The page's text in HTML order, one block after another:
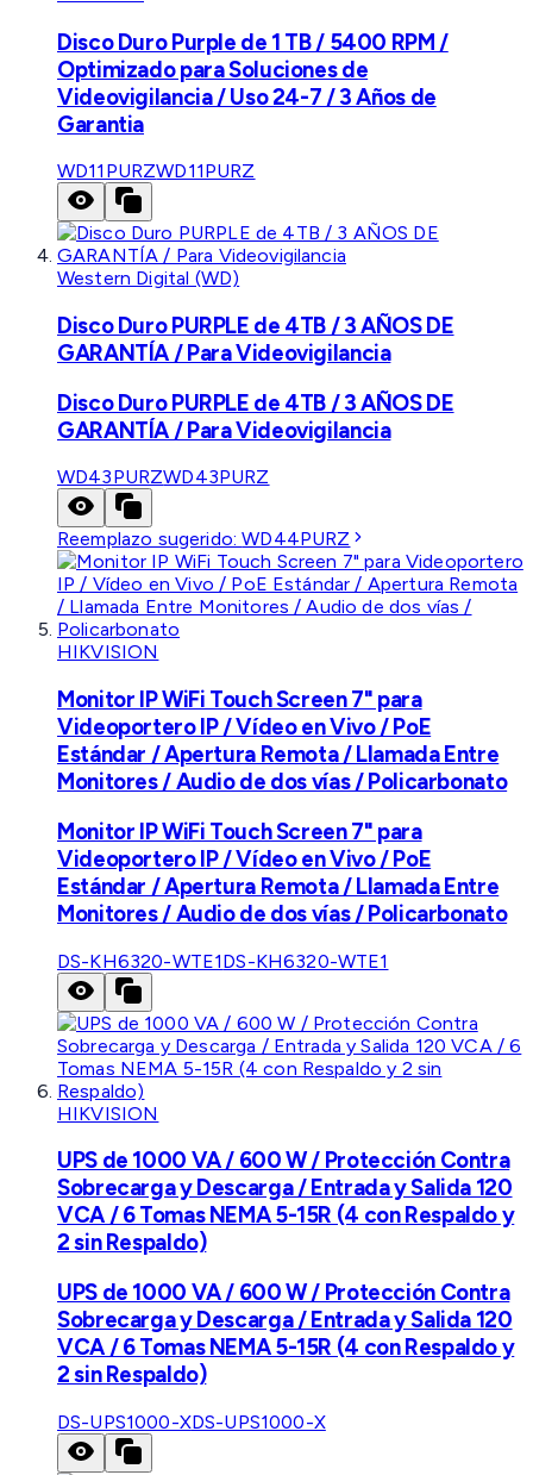
Disco Duro Purple de 1 TB / 5400 RPM /
Optimizado para Soluciones de
Videovigilancia / Uso 24-7 / 3 Años de
Garantia
WD11PURZWD11PURZ
Western Digital (WD)
Disco Duro PURPLE de 4TB / 3 AÑOS DE
GARANTÍA / Para Videovigilancia
Disco Duro PURPLE de 4TB / 3 AÑOS DE
GARANTÍA / Para Videovigilancia
WD43PURZWD43PURZ
Reemplazo sugerido:WD44PURZ
HIKVISION
Monitor IP WiFi Touch Screen 7" para
Videoportero IP / Vídeo en Vivo / PoE
Estándar / Apertura Remota / Llamada Entre
Monitores / Audio de dos vías / Policarbonato
Monitor IP WiFi Touch Screen 7" para
Videoportero IP / Vídeo en Vivo / PoE
Estándar / Apertura Remota / Llamada Entre
Monitores / Audio de dos vías / Policarbonato
DS-KH6320-WTE1DS-KH6320-WTE1
HIKVISION
UPS de 1000 VA / 600 W / Protección Contra
Sobrecarga y Descarga / Entrada y Salida 120
VCA / 6 Tomas NEMA 5-15R (4 con Respaldo y
2 sin Respaldo)
UPS de 1000 VA / 600 W / Protección Contra
Sobrecarga y Descarga / Entrada y Salida 120
VCA / 6 Tomas NEMA 5-15R (4 con Respaldo y
2 sin Respaldo)
DS-UPS1000-XDS-UPS1000-X